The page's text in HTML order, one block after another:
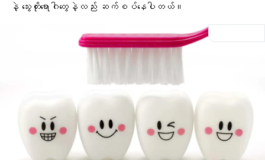
နဲ့ သွေးတိုးရောဂါတွေနဲ့လည်း ဆက်စပ်နေပါတယ်။